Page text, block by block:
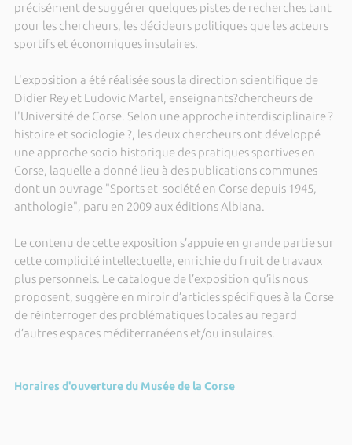
précisément de suggérer quelques pistes de recherches tant
pour les chercheurs, les décideurs politiques que les acteurs
sportifs et économiques insulaires.
L'exposition a été réalisée sous la direction scientifique de
Didier Rey et Ludovic Martel, enseignants?chercheurs de
l'Université de Corse. Selon une approche interdisciplinaire ?
histoire et sociologie ?, les deux chercheurs ont développé
une approche socio historique des pratiques sportives en
Corse, laquelle a donné lieu à des publications communes
dont un ouvrage "Sports et société en Corse depuis 1945,
anthologie", paru en 2009 aux éditions Albiana.
Le contenu de cette exposition s’appuie en grande partie sur
cette complicité intellectuelle, enrichie du fruit de travaux
plus personnels. Le catalogue de l’exposition qu’ils nous
proposent, suggère en miroir d’articles spécifiques à la Corse
de réinterroger des problématiques locales au regard
d’autres espaces méditerranéens et/ou insulaires.
Horaires d'ouverture du Musée de la Corse